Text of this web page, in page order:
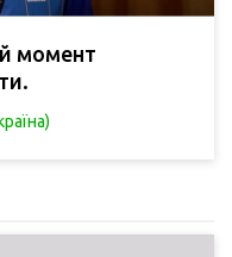
момент